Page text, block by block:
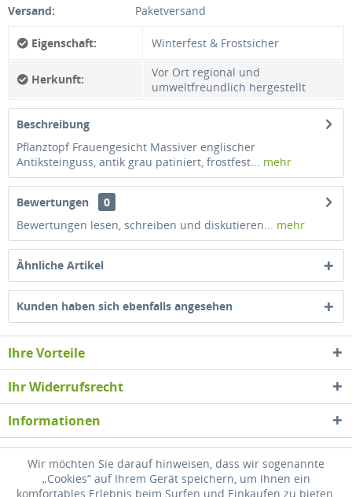
Versand:
Paketversand
Eigenschaft: Winterfest & Frostsicher
Herkunft:
Vor Ort regional und
umweltfreundlich hergestellt
Beschreibung
Pflanztopf Frauengesicht Massiver englischer
Antiksteinguss, antik grau patiniert, frostfest... mehr
Bewertungen
0
Bewertungen lesen, schreiben und diskutieren... mehr
Ähnliche Artikel
Kunden haben sich ebenfalls angesehen
Ihre Vorteile
Ihr Widerrufsrecht
Informationen
Wir möchten Sie darauf hinweisen, dass wir sogenannte
„Cookies“ auf Ihrem Gerät speichern, um Ihnen ein
komfortables Erlebnis beim Surfen und Einkaufen zu bieten.